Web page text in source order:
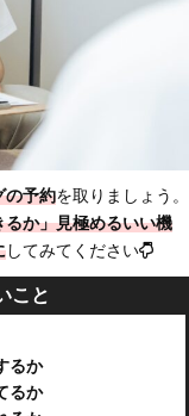
の予約を取りましょう。
るか」見極めるいい機
してみてください
こと
るか
るか